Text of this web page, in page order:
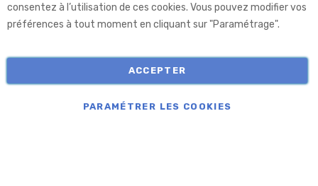
consentez à l’utilisation de ces cookies. Vous pouvez modifier vos
préférences à tout moment en cliquant sur "Paramétrage".
ACCEPTER
PARAMÉTRER LES COOKIES